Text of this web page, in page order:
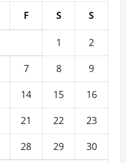
F S S
1
2
7 8
9
14 15
16
21 22
23
28 29
30